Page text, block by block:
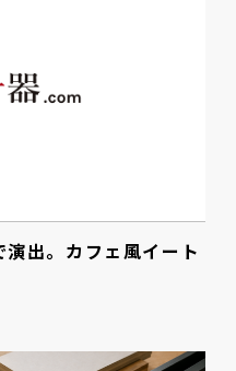
出。カフェ風イート